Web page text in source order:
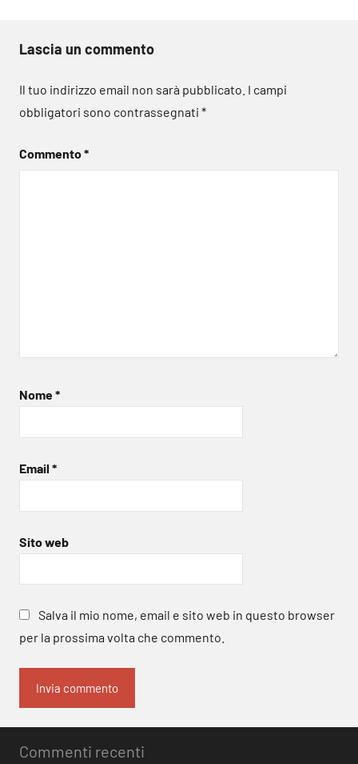
Lascia un commento
Il tuo indirizzo email non sarà pubblicato. I campi
obbligatori sono contrassegnati *
Commento*
Nome*
Email *
Sito web
Salva il mio nome, email e sito web in questo browser
per la prossima volta che commento.
Commenti recenti